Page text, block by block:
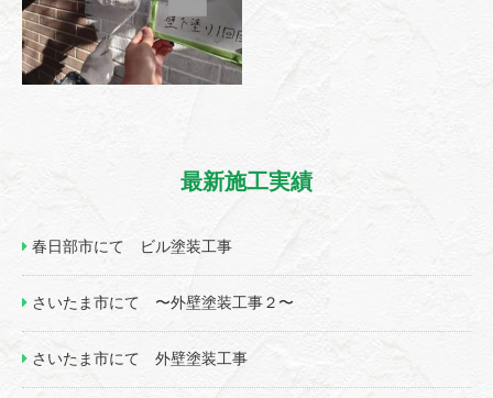
最新施工実績
春日部市にて ビル塗装工事
さいたま市にて 〜外壁塗装工事２〜
さいたま市にて 外壁塗装工事